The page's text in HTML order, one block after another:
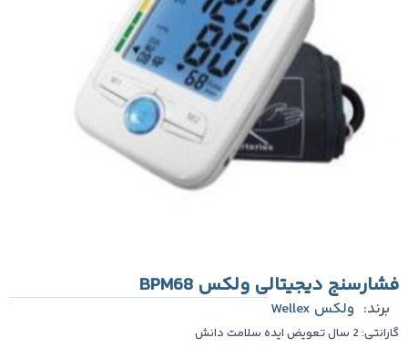
فشارسنج دیجیتالی ولکس BPM68
برند: ولکس Wellex
گارانتی: 2 سال تعویض ایده سلامت دانش